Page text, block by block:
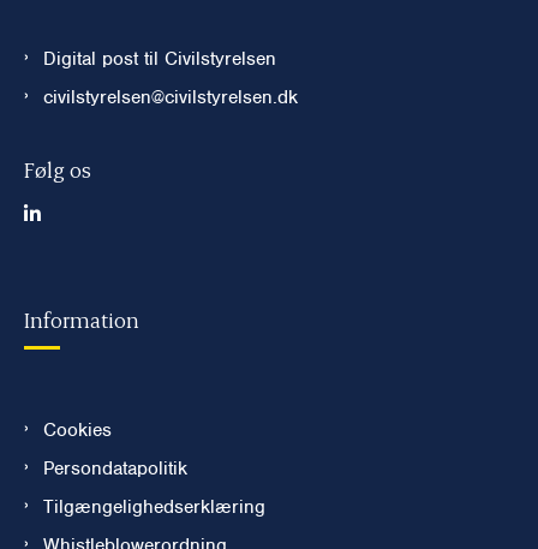
Digital post til Civilstyrelsen
civilstyrelsen@civilstyrelsen.dk
Følg os
Information
Cookies
Persondatapolitik
Tilgængelighedserklæring